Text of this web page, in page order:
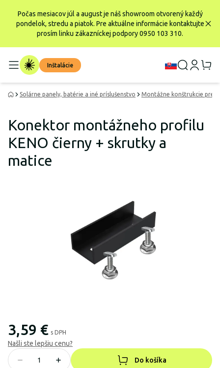
Počas mesiacov júl a august je náš showroom otvorený každý
pondelok, stredu a piatok. Pre aktuálne informácie kontaktujte
prosím linku zákazníckej podpory 0950 103 310.
Inštalácie
Solárne panely, batérie a iné príslušenstvo Montážne konštrukcie pre
Konektor montážneho profilu
KENO čierny + skrutky a
matice
3,59 € s DPH
Našli ste lepšiu cenu?
Do košíka